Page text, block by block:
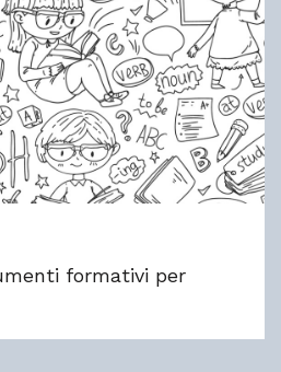
formativi per